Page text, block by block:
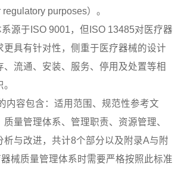
purposes）。
系源于ISO 9001，但ISO 13485对医疗器
更具有针对性，侧重于医疗器械的设计
、流通、安装、服务、停用及处置等相
内容包含：适用范围、规范性参考文
量管理体系、管理职责、资源管理、
析与改进，共计8个部分以及附录A与附
械质量管理体系时需要严格按照此标准